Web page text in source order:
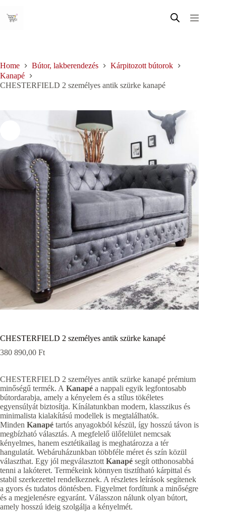
content
Home Bútor, lakberendezés
Kárpitozott bútorok
Kanapé
CHESTERFIELD 2 személyes antik szürke kanapé
CHESTERFIELD 2 személyes antik szürke kanapé
380 890,00 Ft
CHESTERFIELD 2 személyes antik szürke kanapé prémium
minőségű termék. A Kanapé a nappali egyik legfontosabb
bútordarabja, amely a kényelem és a stílus tökéletes
egyensúlyát biztosítja. Kínálatunkban modern, klasszikus és
minimalista kialakítású modellek is megtalálhatók.
Minden Kanapé tartós anyagokból készül, így hosszú távon is
megbízható választás. A megfelelő ülőfelület nemcsak
kényelmes, hanem esztétikailag is meghatározza a tér
hangulatát. Webáruházunkban többféle méret és szín közül
választhat. Egy jól megválasztott Kanapé segít otthonosabbá
tenni a lakóteret. Termékeink könnyen tisztítható kárpittal és
stabil szerkezettel rendelkeznek. A részletes leírások segítenek
a gyors és tudatos döntésben. Figyelmet fordítunk a minőségre
és a megjelenésre egyaránt. Válasszon nálunk olyan bútort,
amely hosszú ideig szolgálja a kényelmét.